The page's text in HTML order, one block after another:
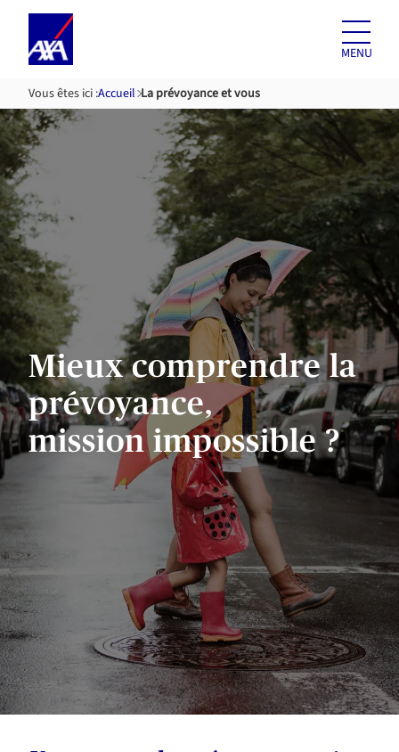
Aller au
contenu
MENU
Vous êtes ici :Accueil La prévoyance et vous
Mieux comprendre la
prévoyance,
mission impossible ?